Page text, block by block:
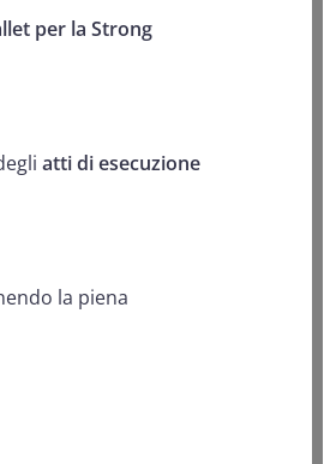
per la Strong
atti di esecuzione
la piena